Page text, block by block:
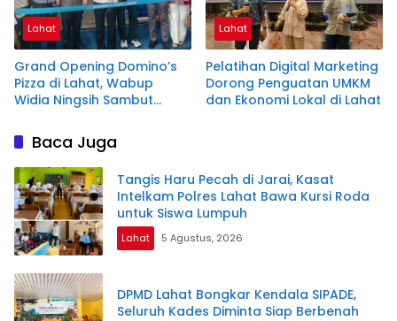
Lahat
Grand Opening Domino’s
Pizza di Lahat, Wabup
Widia Ningsih Sambut
Lahat
Pelatihan Digital Marketing
Dorong Penguatan UMKM
dan Ekonomi Lokal di Lahat
Baca Juga
Tangis Haru Pecah di Jarai, Kasat
Intelkam Polres Lahat Bawa Kursi Roda
untuk Siswa Lumpuh
Lahat 5 Agustus, 2026
DPMD Lahat Bongkar Kendala SIPADE,
Seluruh Kades Diminta Siap Berbenah